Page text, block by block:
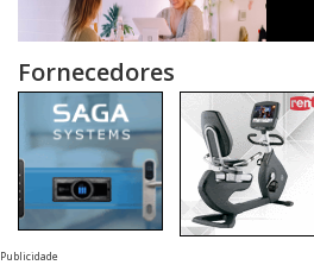
Fornecedores
Publicidade